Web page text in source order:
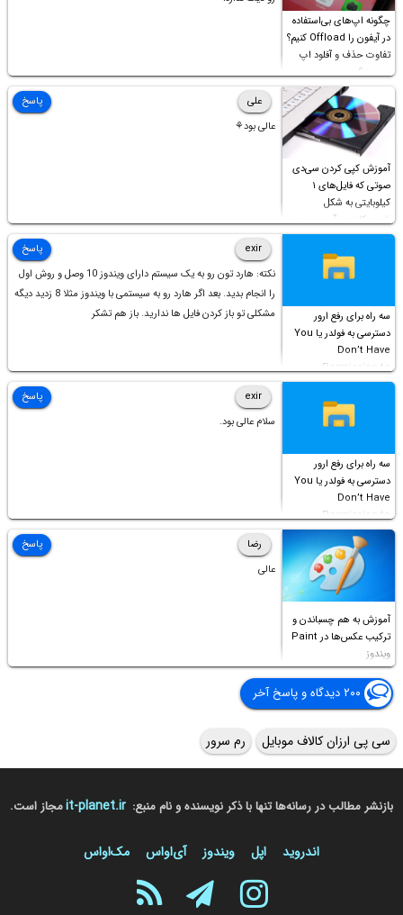
چگونه اپ‌های بی‌استفاده
در آیفون را Offload کنیم؟
تفاوت حذف و آفلود اپ
چیست؟
آموزش کپی کردن سی‌دی
صوتی که فایل‌های ۱
کیلوبایتی به شکل
شورت‌کات در آن موجود
است!
علی
عالی بود⚘
پاسخ
سه راه برای رفع ارور
دسترسی به فولدر یا You
Don’t Have
Permission to
Access this folder
exir
نکته: هارد تون رو به یک سیستم دارای ویندوز 10 وصل و روش اول
را انجام بدید. بعد اگر هارد رو به سیستمی با ویندوز مثلا 8 زدید دیگه
مشکلی تو باز کردن فایل ها ندارید. باز هم تشکر
پاسخ
سه راه برای رفع ارور
دسترسی به فولدر یا You
Don’t Have
Permission to
Access this folder
exir
سلام عالی بود.
پاسخ
آموزش به هم چسباندن و
ترکیب عکس‌ها در Paint
ویندوز
رضا
عالی
پاسخ
۲۰۰ دیدگاه و پاسخ آخر
سی پی ارزان کالاف موبایل رم سرور
بازنشر مطالب در رسانه‌ها تنها با ذکر نویسنده و نام منبع: it-planet.irمجاز است.
اندروید اپل ویندوز آی‌او‌اس مک‌او‌اس